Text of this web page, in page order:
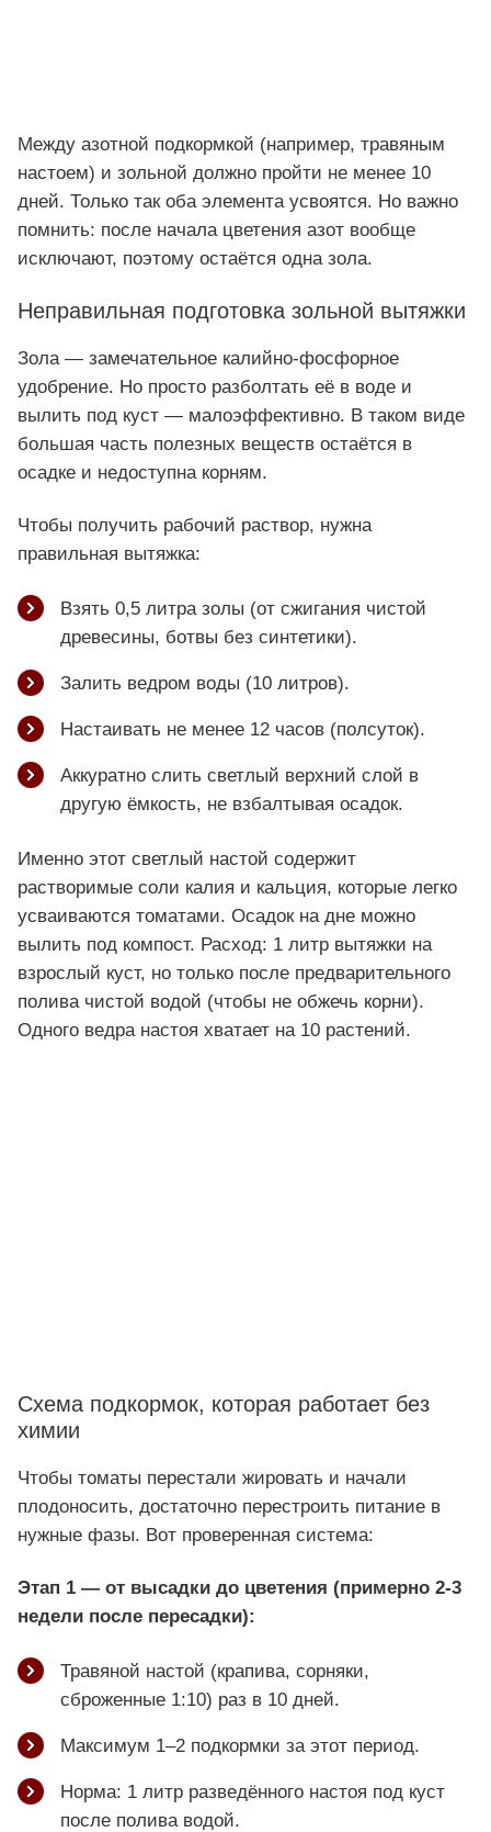
Между азотной подкормкой (например, травяным
настоем) и зольной должно пройти не менее 10
дней. Только так оба элемента усвоятся. Но важно
помнить: после начала цветения азот вообще
исключают, поэтому остаётся одна зола.
Неправильная подготовка зольной вытяжки
Зола — замечательное калийно-фосфорное
удобрение. Но просто разболтать её в воде и
вылить под куст — малоэффективно. В таком виде
большая часть полезных веществ остаётся в
осадке и недоступна корням.
Чтобы получить рабочий раствор, нужна
правильная вытяжка:
Взять 0,5 литра золы (от сжигания чистой
древесины, ботвы без синтетики).
Залить ведром воды (10 литров).
Настаивать не менее 12 часов (полсуток).
Аккуратно слить светлый верхний слой в
другую ёмкость, не взбалтывая осадок.
Именно этот светлый настой содержит
растворимые соли калия и кальция, которые легко
усваиваются томатами. Осадок на дне можно
вылить под компост. Расход: 1 литр вытяжки на
взрослый куст, но только после предварительного
полива чистой водой (чтобы не обжечь корни).
Одного ведра настоя хватает на 10 растений.
Схема подкормок, которая работает без
химии
Чтобы томаты перестали жировать и начали
плодоносить, достаточно перестроить питание в
нужные фазы. Вот проверенная система:
Этап 1 — от высадки до цветения (примерно 2-3
недели после пересадки):
Травяной настой (крапива, сорняки,
сброженные 1:10) раз в 10 дней.
Максимум 1–2 подкормки за этот период.
Норма: 1 литр разведённого настоя под куст
после полива водой.